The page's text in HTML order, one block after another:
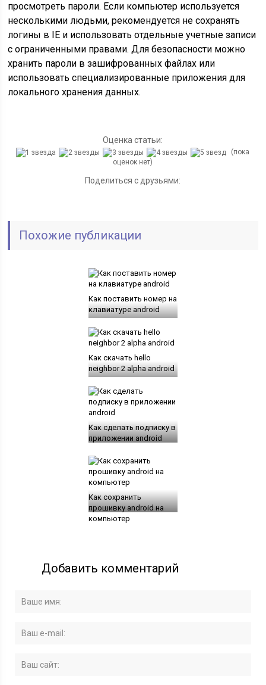
просмотреть пароли. Если компьютер используется
несколькими людьми, рекомендуется не сохранять
логины в IE и использовать отдельные учетные записи
с ограниченными правами. Для безопасности можно
хранить пароли в зашифрованных файлах или
использовать специализированные приложения для
локального хранения данных.
Оценка статьи:
(пока
оценок нет)
Поделиться с друзьями:
Похожие публикации
Как поставить номер на
клавиатуре android
Как скачать hello
neighbor 2 alpha android
Как сделать подписку в
приложении android
Как сохранить
прошивку android на
компьютер
Добавить комментарий